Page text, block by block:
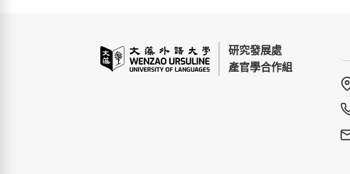
研究發展處
產官學合作組